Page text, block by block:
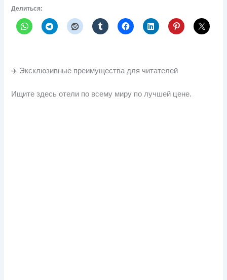
Делиться:
✈️ Эксклюзивные преимущества для читателей
Ищите здесь отели по всему миру по лучшей цене.